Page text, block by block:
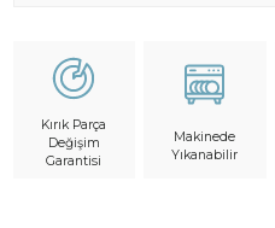
Kırık Parça
Değişim
Garantisi
Makinede
Yıkanabilir